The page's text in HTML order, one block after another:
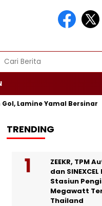
Yamal Bersinar
TRENDING
ZEEKR, TPM
dan
Stasiun
Megawatt
Thailand